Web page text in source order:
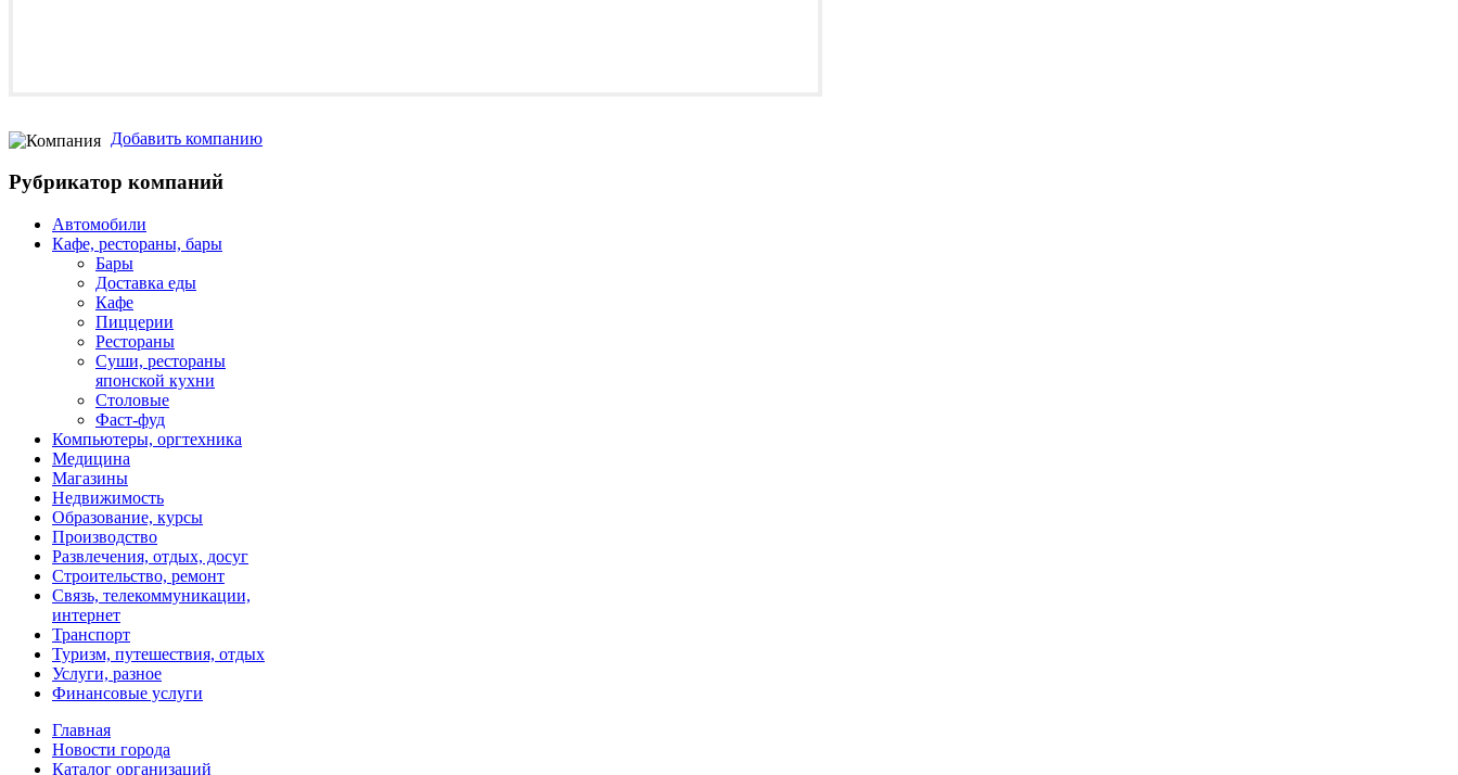
Добавить компанию
Рубрикатор компаний
Автомобили
Кафе, рестораны, бары
Бары
Доставка еды
Кафе
Пиццерии
Рестораны
Суши, рестораны
японской кухни
Столовые
Фаст-фуд
Компьютеры, оргтехника
Медицина
Магазины
Недвижимость
Образование, курсы
Производство
Развлечения, отдых, досуг
Строительство, ремонт
Связь, телекоммуникации,
интернет
Транспорт
Туризм, путешествия, отдых
Услуги, разное
Финансовые услуги
Главная
Новости города
Каталог организаций